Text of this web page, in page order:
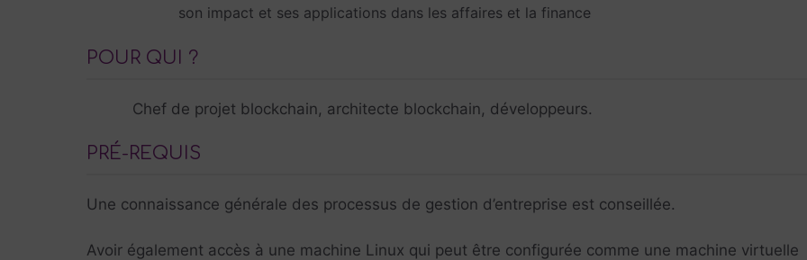
son impact et ses applications dans les affaires et la finance
POUR QUI ?
Chef de projet blockchain, architecte blockchain, développeurs.
PRÉ-REQUIS
Une connaissance générale des processus de gestion d’entreprise est conseillée.
Avoir également accès à une machine Linux qui peut être configurée comme une machine virtuelle